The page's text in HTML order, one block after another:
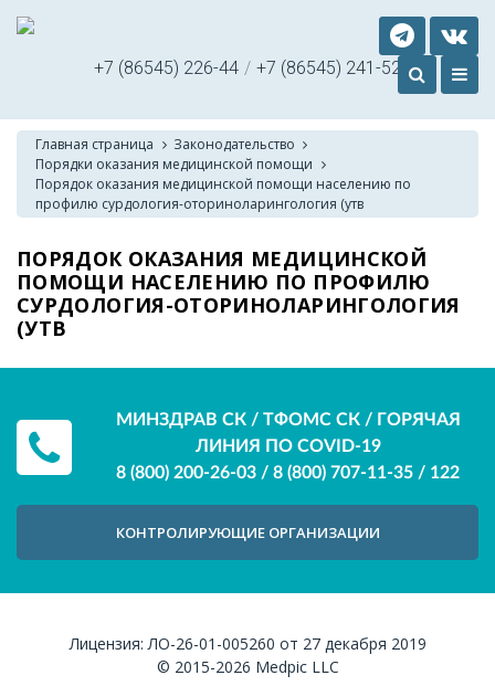
+7 (86545) 226-44 / +7 (86545) 241-52
Главная страница
Законодательство
Порядки оказания медицинской помощи
Порядок оказания медицинской помощи населению по
профилю сурдология-оториноларингология (утв
ПОРЯДОК ОКАЗАНИЯ МЕДИЦИНСКОЙ
ПОМОЩИ НАСЕЛЕНИЮ ПО ПРОФИЛЮ
СУРДОЛОГИЯ-ОТОРИНОЛАРИНГОЛОГИЯ
(УТВ
МИНЗДРАВ СК / ТФОМС СК / ГОРЯЧАЯ
ЛИНИЯ ПО COVID-19
8 (800) 200-26-03 / 8 (800) 707-11-35 / 122
КОНТРОЛИРУЮЩИЕ ОРГАНИЗАЦИИ
Лицензия:ЛО-26-01-005260 от 27 декабря 2019
© 2015-2026 Medpic LLC